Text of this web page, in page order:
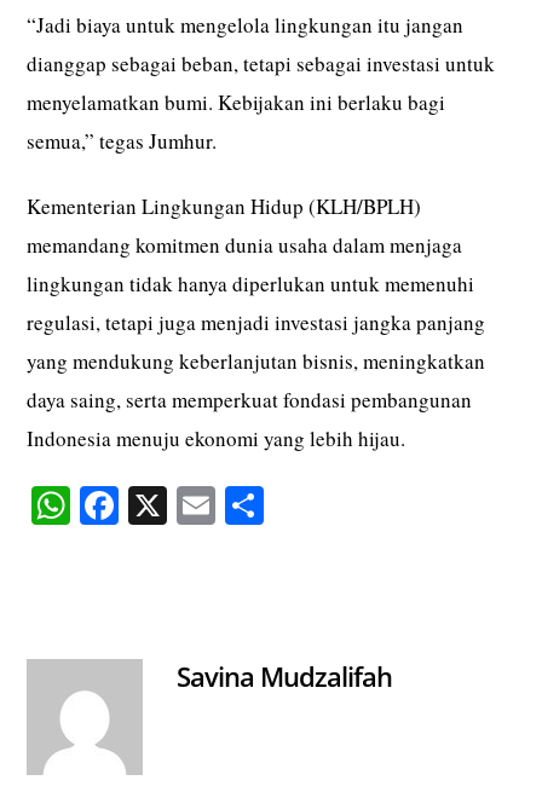
“Jadi biaya untuk mengelola lingkungan itu jangan
dianggap sebagai beban, tetapi sebagai investasi untuk
menyelamatkan bumi. Kebijakan ini berlaku bagi
semua,” tegas Jumhur.
Kementerian Lingkungan Hidup (KLH/BPLH)
memandang komitmen dunia usaha dalam menjaga
lingkungan tidak hanya diperlukan untuk memenuhi
regulasi, tetapi juga menjadi investasi jangka panjang
yang mendukung keberlanjutan bisnis, meningkatkan
daya saing, serta memperkuat fondasi pembangunan
Indonesia menuju ekonomi yang lebih hijau.
W
pp
Fa X E
Savina Mudzalifah